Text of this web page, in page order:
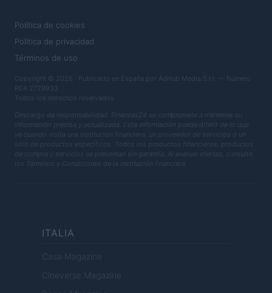
Política de cookies
Política de privacidad
Términos de uso
Copyright © 2026 · Publicado en España por AdHub Media S.r.l. — Número
REA 2729933
Todos los derechos reservados
Descargo de responsabilidad: Finanzas24 se compromete a mantener su
información precisa y actualizada. Esta información puede diferir de lo que
ve cuando visita una institución financiera, un proveedor de servicios o un
sitio de productos específicos. Todos los productos financieros, productos
de compra y servicios se presentan sin garantía. Al evaluar ofertas, consulte
los Términos y Condiciones de la institución financiera.
ITALIA
Casa Magazine
Cineverse Magazine